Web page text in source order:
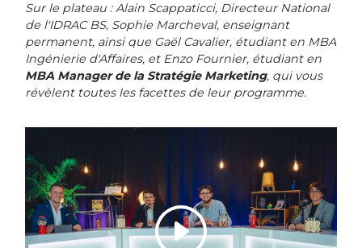
Sur le plateau : Alain Scappaticci, Directeur National
de l'IDRAC BS, Sophie Marcheval, enseignant
permanent, ainsi que Gaël Cavalier, étudiant en MBA
Ingénierie d'Affaires, et Enzo Fournier, étudiant en
MBA Manager de la Stratégie Marketing, qui vous
révèlent toutes les facettes de leur programme.